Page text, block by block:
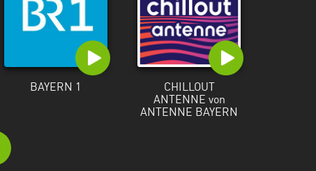
BAYERN 1
CHILLOUT
ANTENNE von
ANTENNE BAYERN